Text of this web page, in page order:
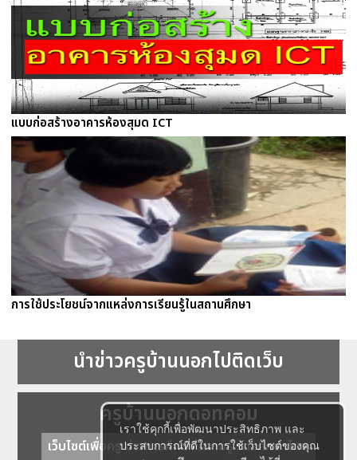
เราใช้คุกกี้เพื่อพัฒนาประสิทธิภาพ และ
ประสบการณ์ที่ดีในการใช้เว็บไซต์ของคุณ
แบบก่อสร้างอาคารห้องสุมด ICT
การใช้ประโยชน์จากแหล่งการเรียนรู้ในสถานศึกษา
นำข่าวครูบ้านนอกไปติดเว็บ
ครูบ้านนอกดอทคอม
เว็บไซต์เพื่อครู ข่าวการศึกษา ความรู้ การศึกษาไทย